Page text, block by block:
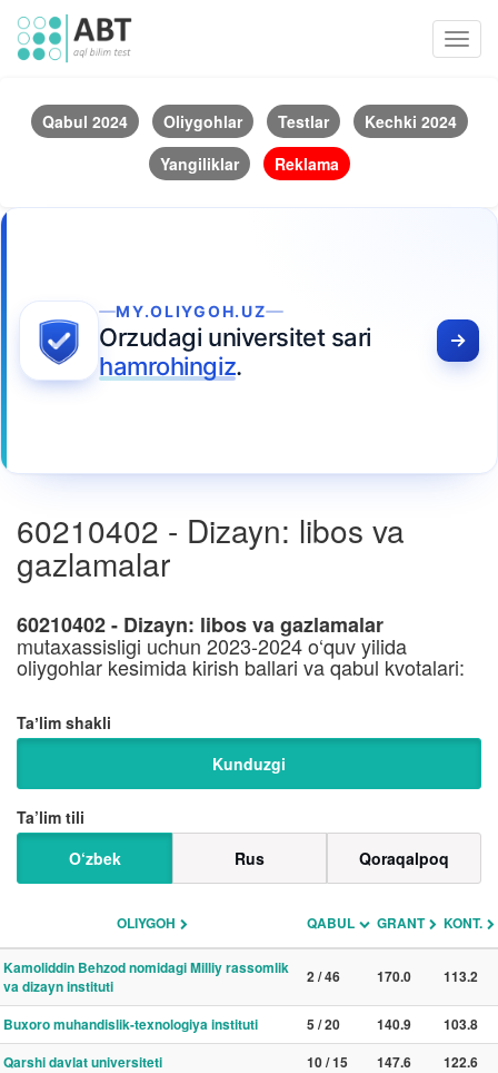
Qabul 2024 Oliygohlar Testlar
Kechki 2024
Yangiliklar
Reklama
MY.OLIYGOH.UZ
Orzudagi universitet sari
hamrohingiz.
60210402 - Dizayn: libos va
gazlamalar
60210402 - Dizayn: libos va gazlamalar
mutaxassisligi uchun 2023-2024 o‘quv yilida
oliygohlar kesimida kirish ballari va qabul kvotalari:
Taʼlim shakli
Kunduzgi
Ta’lim tili
O‘zbek
Rus Qoraqalpoq
OLIYGOH QABUL GRANT KONT.
Kamoliddin Behzod nomidagi Milliy rassomlik
va dizayn instituti
2 / 46 170.0 113.2
Buxoro muhandislik-texnologiya instituti 5 / 20 140.9
103.8
Qarshi davlat universiteti
10 / 15 147.6
122.6